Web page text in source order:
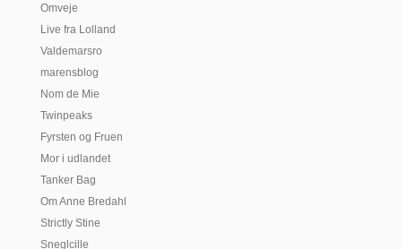
Omveje
Live fra Lolland
Valdemarsro
marensblog
Nom de Mie
Twinpeaks
Fyrsten og Fruen
Mor i udlandet
Tanker Bag
Om Anne Bredahl
Strictly Stine
Sneglcille